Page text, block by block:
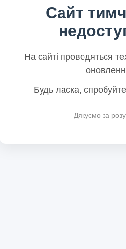
Сайт
На сайті проводяться
Будь ласка,
Дякуємо за